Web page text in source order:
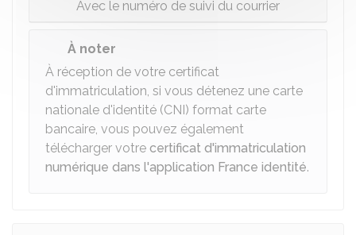
Avec le numéro de suivi du courrier
À noter
À réception de votre certificat
d'immatriculation, si vous détenez une carte
nationale d'identité (CNI) format carte
bancaire, vous pouvez également
télécharger votre certificat d'immatriculation
numérique dans l'application France identité.